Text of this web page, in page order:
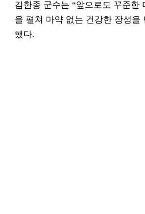
김한종 군수는 “앞으로도 꾸준한
을 펼쳐 마약 없는 건강한 장성을
했다.